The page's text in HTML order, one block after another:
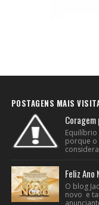
POSTAGENS MAIS
porque o
Feliz Ano
O blog
novo e